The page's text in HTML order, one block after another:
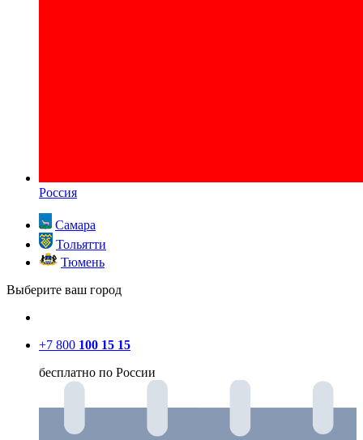
Россия
Самара
Тольятти
Тюмень
Выберите ваш город
+7 800 100 15 15
бесплатно по России